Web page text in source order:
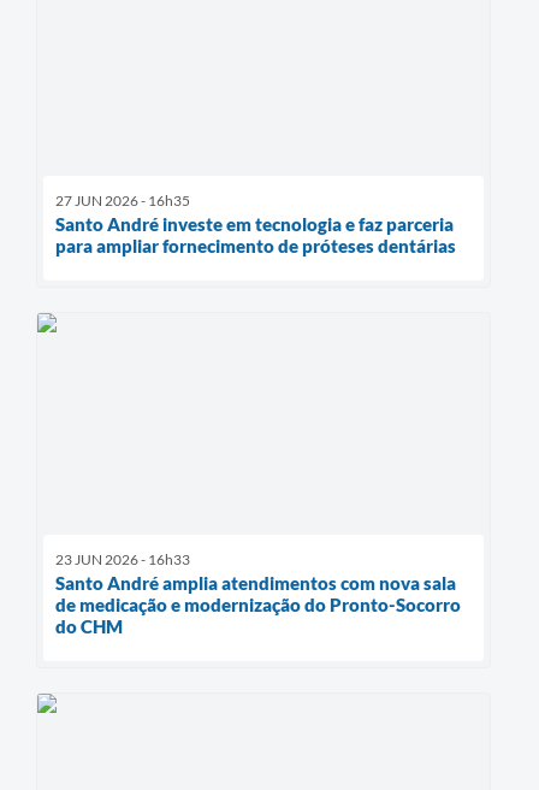
27 JUN 2026 - 16h35
Santo André investe em tecnologia e faz parceria
para ampliar fornecimento de próteses dentárias
23 JUN 2026 - 16h33
Santo André amplia atendimentos com nova sala
de medicação e modernização do Pronto-Socorro
do CHM